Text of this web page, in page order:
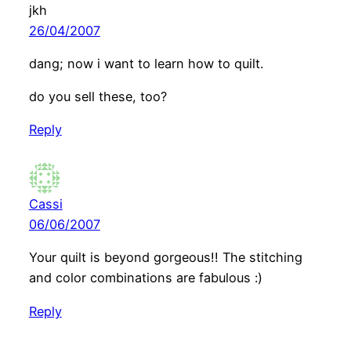
jkh
26/04/2007
dang; now i want to learn how to quilt.
do you sell these, too?
Reply
Cassi
06/06/2007
Your quilt is beyond gorgeous!! The stitching
and color combinations are fabulous :)
Reply